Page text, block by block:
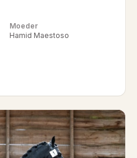
Moeder
Hamid Maestoso